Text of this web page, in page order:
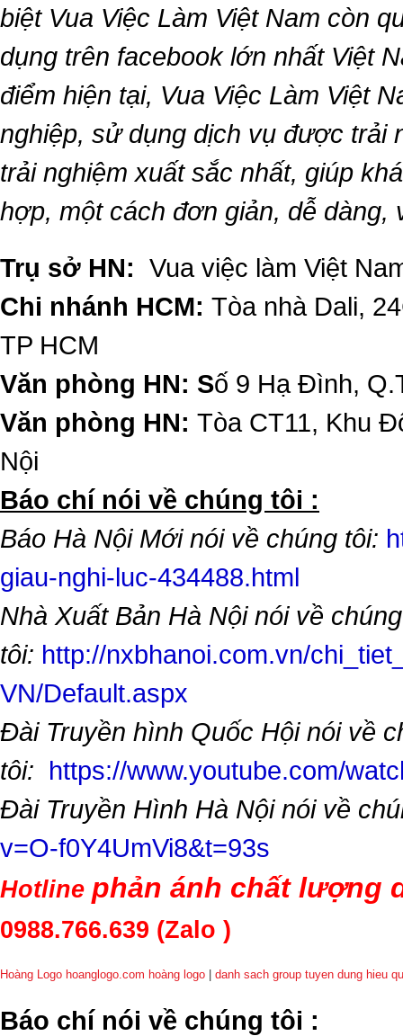
biệt Vua Việc Làm Việt Nam còn
dụng trên facebook lớn nhất Việt
điểm hiện tại, Vua Việc Làm Việt
nghiệp, sử dụng dịch vụ được trải
trải nghiệm xuất sắc nhất, giúp
hợp, một cách đơn giản, dễ dàng,
Trụ sở HN: Vua việc làm Việt
Chi nhánh HCM: Tòa nhà Dali,
TP HCM
Văn phòng HN: Số 9 Hạ Đình,
Văn phòng HN: Tòa CT11, Khu
Nội
​Báo chí nói về chúng tôi :
Báo Hà Nội Mới nói về chúng tôi:
giau-nghi-luc-434488.html
Nhà Xuất Bản Hà Nội nói về chúng
tôi: http://nxbhanoi.com.vn/
VN/Default.aspx
Đài Truyền hình Quốc Hội nói về
tôi: https://www.youtube.com/
Đài Truyền Hình Hà Nội nói về
v=O-f0Y4UmVi8&t=93s
Hotline phản ánh chất lượng
0988.766.639 (Zalo )
Hoàng Logo hoanglogo.com hoàng logo danh sach group tuyen dung hieu
​Báo chí nói về chúng tôi :